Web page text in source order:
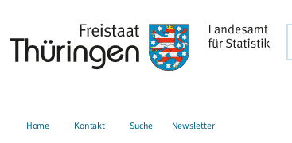
Home Kontakt Suche Newsletter